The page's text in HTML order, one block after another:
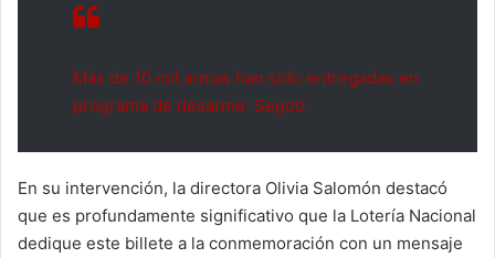
Más de 10 mil armas han sido entregadas en
programa de desarme: Segob
En su intervención, la directora Olivia Salomón destacó
que es profundamente significativo que la Lotería Nacional
dedique este billete a la conmemoración con un mensaje